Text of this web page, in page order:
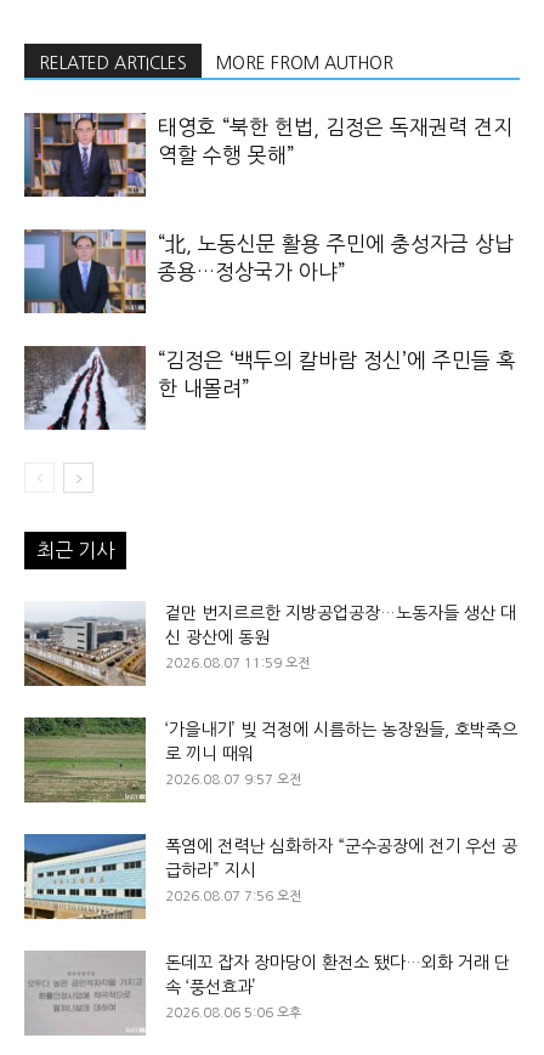
RELATED ARTICLES MORE FROM AUTHOR
태영호 “북한 헌법, 김정은 독재권력 견지
역할 수행 못해”
“北, 노동신문 활용 주민에 충성자금 상납
종용…정상국가 아냐”
“김정은 ‘백두의 칼바람 정신’에 주민들 혹
한 내몰려”
최근 기사
겉만 번지르르한 지방공업공장…노동자들 생산 대
신 광산에 동원
2026.08.07 11:59 오전
‘가을내기’ 빚 걱정에 시름하는 농장원들, 호박죽으
로 끼니 때워
2026.08.07 9:57 오전
폭염에 전력난 심화하자 “군수공장에 전기 우선 공
급하라” 지시
2026.08.07 7:56 오전
돈데꼬 잡자 장마당이 환전소 됐다…외화 거래 단
속 ‘풍선효과’
2026.08.06 5:06 오후